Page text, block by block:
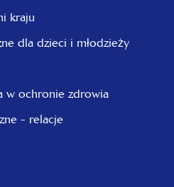
kraju
dla dzieci i młodzieży
w ochronie zdrowia
- relacje